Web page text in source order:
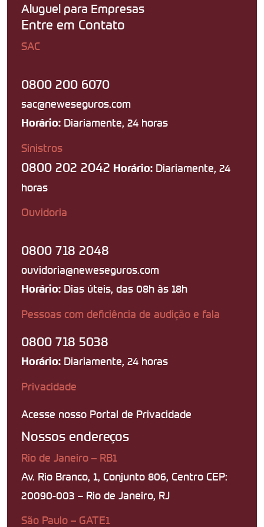
Aluguel para Empresas
Entre em Contato
SAC
0800 200 6070
sac@neweseguros.com
Horário: Diariamente, 24 horas
Sinistros
0800 202 2042 Horário: Diariamente, 24
horas
Ouvidoria
0800 718 2048
ouvidoria@neweseguros.com
Horário: Dias úteis, das 08h às 18h
Pessoas com deficiência de audição e fala
0800 718 5038
Horário: Diariamente, 24 horas
Privacidade
Acesse nosso Portal de Privacidade
Nossos endereços
Rio de Janeiro – RB1
Av. Rio Branco, 1, Conjunto 806, Centro CEP:
20090-003 – Rio de Janeiro, RJ
São Paulo – GATE1